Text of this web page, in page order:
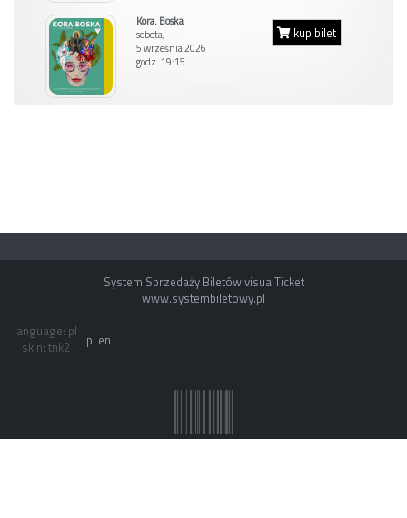
Kora. Boska
sobota,
5 września 2026
godz. 19:15
kup bilet
System Sprzedaży Biletów visualTicket
www.systembiletowy.pl
language: pl
skin: tnk2
pl en